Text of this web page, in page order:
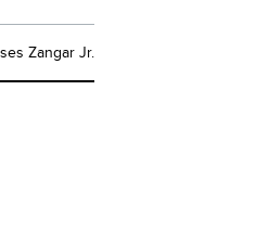
Zangar Jr.